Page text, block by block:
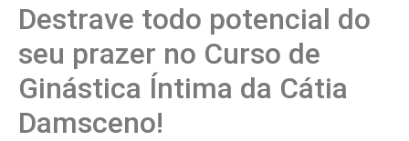
Destrave todo potencial do
seu prazer no Curso de
Ginástica Íntima da Cátia
Damsceno!